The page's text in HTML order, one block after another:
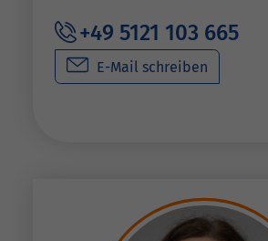
+49 5121 103 665
E-Mail schreiben